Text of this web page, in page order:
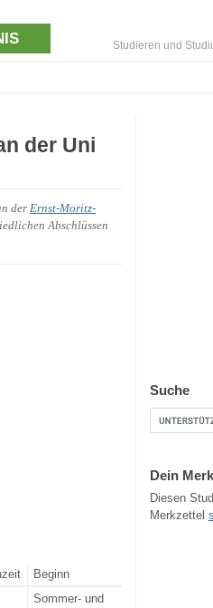
Studieren und
der Uni
der Ernst-Moritz-
Abschlüssen
Beginn
Sommer- und
Suche
Dein
Diesen
Merkzettel